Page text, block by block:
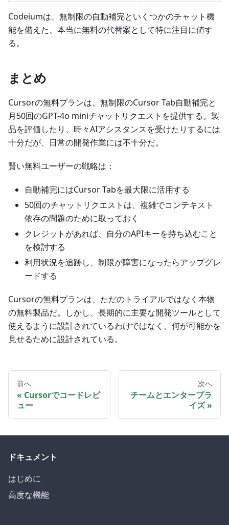
Codeiumは、無制限の自動補完といくつかのチャット機
能を備えた、本当に無料の代替案として特に注目に値す
る。
まとめ
Cursorの無料プランは、無制限のCursor Tab自動補完と
月50回のGPT-4o miniチャットリクエストを提供する。製
品を評価したり、時々AIアシスタンスを受けたりするには
十分だが、日常の開発作業には不十分だ。
賢い無料ユーザーの戦略は：
自動補完にはCursor Tabを最大限に活用する
50回のチャットリクエストは、複雑でコンテキスト
依存の問題のために取っておく
クレジットがあれば、自分のAPIキーを持ち込むこと
を検討する
利用状況を追跡し、制限が障害になったらアップグレ
ードする
Cursorの無料プランは、ただのトライアルではなく本物
の無料製品だ。しかし、長期的に主要な開発ツールとして
使えるように設計されているわけではなく、何が可能かを
見せるために設計されている。
前へ
Cursorでコードレビ
ュー
次へ
チームとエンタープラ
イズ
ドキュメント
はじめに
高度な機能